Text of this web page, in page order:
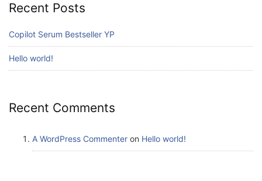
Recent Posts
Copilot Serum Bestseller YP
Hello world!
Recent Comments
A WordPress Commenter on Hello world!